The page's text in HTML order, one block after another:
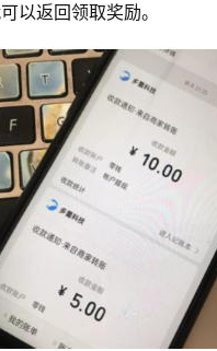
以返回领取奖励。